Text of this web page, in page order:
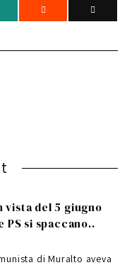
vista del 5 giugno
PS si spaccano..
di Muralto aveva